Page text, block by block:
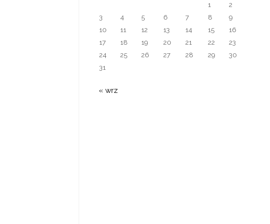
1
2
3
4 5 6 7 8
9
10
11 12 13 14 15
16
17
18 19 20 21 22
23
24
25 26 27 28 29
30
31
« wrz